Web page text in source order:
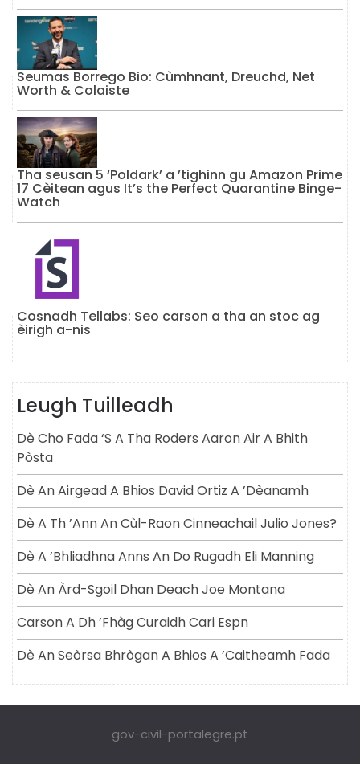
Seumas Borrego Bio: Cùmhnant, Dreuchd, Net
Worth & Colaiste
Tha seusan 5 ‘Poldark’ a ’tighinn gu Amazon Prime
17 Cèitean agus It’s the Perfect Quarantine Binge-
Watch
Cosnadh Tellabs: Seo carson a tha an stoc ag
èirigh a-nis
Leugh Tuilleadh
Dè Cho Fada ‘s A Tha Roders Aaron Air A Bhith
Pòsta
Dè An Airgead A Bhios David Ortiz A ’dèanamh
Dè A Th ’ann An Cùl-Raon Cinneachail Julio Jones?
Dè A ’bhliadhna Anns An Do Rugadh Eli Manning
Dè An Àrd-Sgoil Dhan Deach Joe Montana
Carson A Dh ’fhàg Curaidh Cari Espn
Dè An Seòrsa Bhrògan A Bhios A ’caitheamh Fada
gov-civil-portalegre.pt